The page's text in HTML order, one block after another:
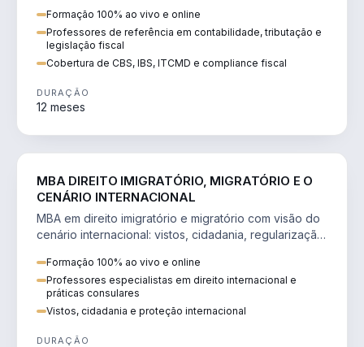
Formação 100% ao vivo e online
Professores de referência em contabilidade, tributação e
legislação fiscal
Cobertura de CBS, IBS, ITCMD e compliance fiscal
DURAÇÃO
12 meses
MBA DIREITO IMIGRATÓRIO, MIGRATÓRIO E O
CENÁRIO INTERNACIONAL
MBA em direito imigratório e migratório com visão do
cenário internacional: vistos, cidadania, regularização
Formação 100% ao vivo e online
Professores especialistas em direito internacional e
práticas consulares
Vistos, cidadania e proteção internacional
DURAÇÃO